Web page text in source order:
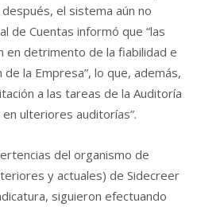
el sistema aún no
de Cuentas informó que “las
en detrimento de la fiabilidad e
la Empresa”, lo que, además,
a las tareas de la Auditoría
ulteriores auditorías”.
del organismo de
y actuales) de Sidecreer
siguieron efectuando